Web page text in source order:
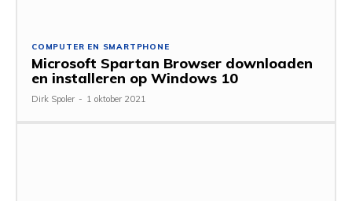
COMPUTER EN SMARTPHONE
Microsoft Spartan Browser downloaden
en installeren op Windows 10
Dirk Spoler - 1 oktober 2021